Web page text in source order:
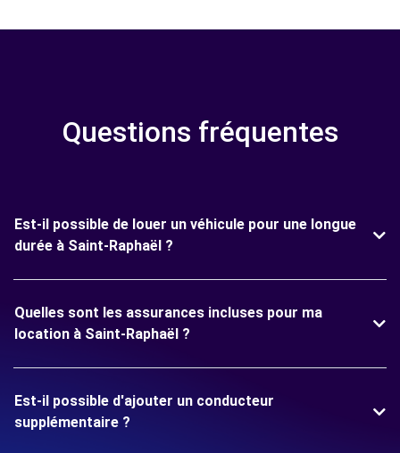
Questions fréquentes
Est-il possible de louer un véhicule pour une longue
durée à Saint-Raphaël ?
Quelles sont les assurances incluses pour ma
location à Saint-Raphaël ?
Est-il possible d'ajouter un conducteur
supplémentaire ?